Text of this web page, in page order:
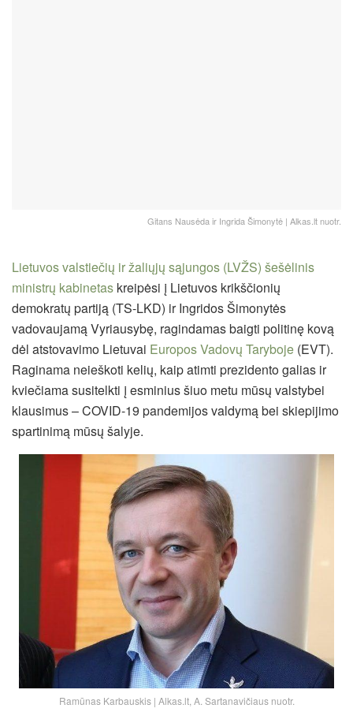
Gitans Nausėda ir Ingrida Šimonytė | Alkas.lt nuotr.
Lietuvos valstiečių ir žaliųjų sąjungos (LVŽS) šešėlinis
ministrų kabinetas kreipėsi į Lietuvos krikščionių
demokratų partiją (TS-LKD) ir Ingridos Šimonytės
vadovaujamą Vyriausybę, ragindamas baigti politinę kovą
dėl atstovavimo Lietuvai Europos Vadovų Taryboje (EVT).
Raginama neieškoti kelių, kaip atimti prezidento galias ir
kviečiama susitelkti į esminius šiuo metu mūsų valstybei
klausimus – COVID-19 pandemijos valdymą bei skiepijimo
spartinimą mūsų šalyje.
Ramūnas Karbauskis | Alkas.lt, A. Sartanavičiaus nuotr.